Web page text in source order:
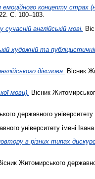
концепту страх
С. 100–103.
англійській мові.
художній та
дієслова. Вісник
мови).
Вісник
державного
університету імені
в різних типах
Житомирського